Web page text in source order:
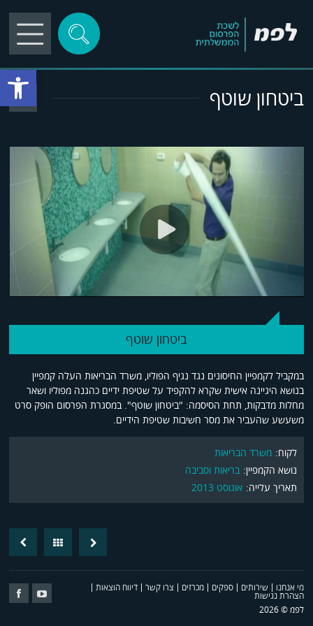
פתח
ביטחון שוטף
play
ביטחון שוטף
במקביל לקמפיין החיסונים נגד נגיף הפוליו, משרד הבריאות העלה קמפיין
בנושא היגיינה אישית שקרא להקפיד על שטיפת ידיים כהגנה מפוליו ושאר
מחלות מדבקות, תחת הסיסמה: "ביטחון שוטף". במסגרת הפרסום הופק סרט
משעשע שהעביר את מסר חשיבות שטיפת הידיים.
לקוח: משרד הבריאות
נושא הקמפיין: בריאות וסביבה
תאריך עלייה: אוגוסט 2013
BackNext
מי אנחנו שירותים ספקים מכרזים צרו קשר דיווח הוצאות
הצהרת נגישות
לפמ © 2026
Follow
Us
Follow
Us